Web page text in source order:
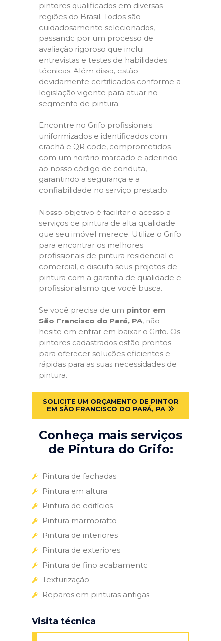
pintores qualificados em diversas
regiões do Brasil. Todos são
cuidadosamente selecionados,
passando por um processo de
avaliação rigoroso que inclui
entrevistas e testes de habilidades
técnicas. Além disso, estão
devidamente certificados conforme a
legislação vigente para atuar no
segmento de pintura.
Encontre no Grifo profissionais
uniformizados e identificados com
crachá e QR code, comprometidos
com um horário marcado e aderindo
ao nosso código de conduta,
garantindo a segurança e a
confiabilidade no serviço prestado.
Nosso objetivo é facilitar o acesso a
serviços de pintura de alta qualidade
que seu imóvel merece. Utilize o Grifo
para encontrar os melhores
profissionais de pintura residencial e
comercial, e discuta seus projetos de
pintura com a garantia de qualidade e
profissionalismo que você busca.
Se você precisa de um pintor em
São Francisco do Pará, PA, não
hesite em entrar em baixar o Grifo. Os
pintores cadastrados estão prontos
para oferecer soluções eficientes e
rápidas para as suas necessidades de
pintura.
SOLICITE UM ORÇAMENTO DE PINTOR
EM SÃO FRANCISCO DO PARÁ, PA
Conheça mais serviços
de Pintura do Grifo:
Pintura de fachadas
Pintura em altura
Pintura de edifícios
Pintura marmoratto
Pintura de interiores
Pintura de exteriores
Pintura de fino acabamento
Texturização
Reparos em pinturas antigas
Visita técnica